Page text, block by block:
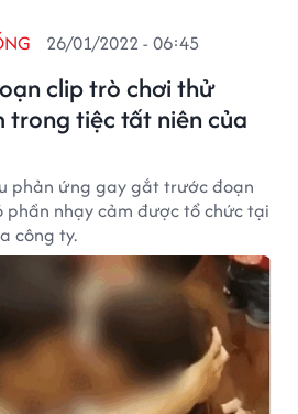
clip trò chơi thử
trong tiệc tất niên của
26/01/2022 - 06:45
phản ứng gay gắt trước đoạn
nhạy cảm được tổ chức tại
công ty.